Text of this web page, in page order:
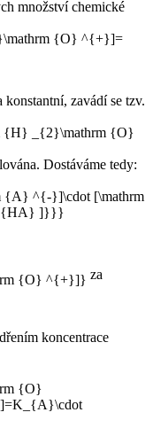
množství chemické
zavádí se tzv.
Dostáváme tedy:
za
koncentrace